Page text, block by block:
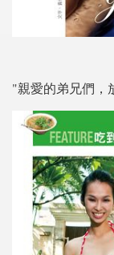
"親愛的弟兄們，